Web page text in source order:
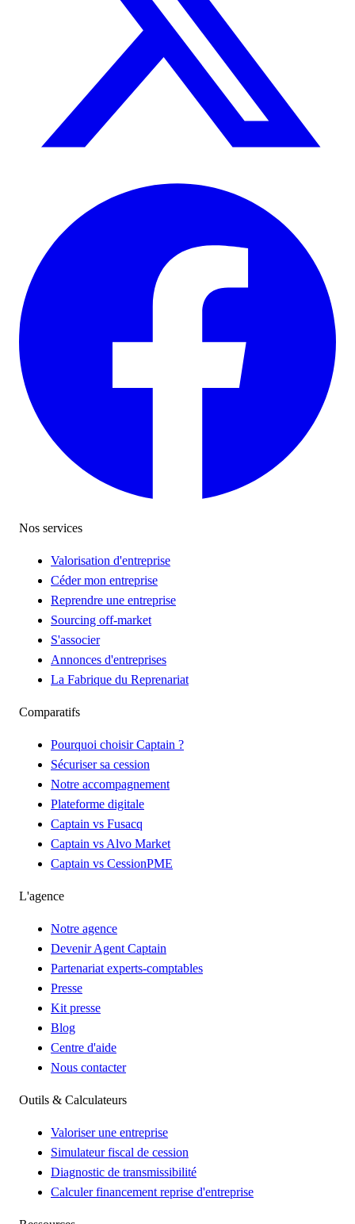
Nos services
Valorisation d'entreprise
Céder mon entreprise
Reprendre une entreprise
Sourcing off-market
S'associer
Annonces d'entreprises
La Fabrique du Reprenariat
Comparatifs
Pourquoi choisir Captain ?
Sécuriser sa cession
Notre accompagnement
Plateforme digitale
Captain vs Fusacq
Captain vs Alvo Market
Captain vs CessionPME
L'agence
Notre agence
Devenir Agent Captain
Partenariat experts-comptables
Presse
Kit presse
Blog
Centre d'aide
Nous contacter
Outils & Calculateurs
Valoriser une entreprise
Simulateur fiscal de cession
Diagnostic de transmissibilité
Calculer financement reprise d'entreprise